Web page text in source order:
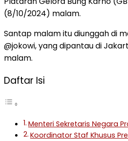
(8/10/2024) malam.
Santap malam itu diunggah di
@jokowi, yang dipantau di
malam.
Daftar Isi
Menteri Sekretaris Negara
Koordinator Staf Khusus